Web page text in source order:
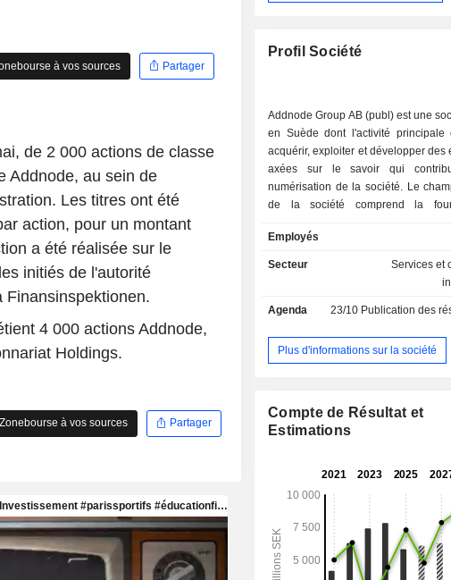
à vos sources
Partager
de 2 000 actions de classe
Addnode, au sein de
Les titres ont été
action, pour un montant
a été réalisée sur le
initiés de l'autorité
Finansinspektionen.
4 000 actions Addnode,
Holdings.
à vos sources Partager
Profil Société
Addnode Group AB (publ) est une
en Suède dont l'activité principale
acquérir, exploiter et développer des
axées sur le savoir qui
numérisation de la société. Le
de la société comprend la
la production, la gestion et
société durable. Ses activités sont
en trois divisions. Design
numériques pour la conception, la
données produit destinés aux
ingénieurs des secteurs de la
fournisseur mondial de solutions
visant à numériser l'ensemble du
la conception, la simulation et la
jusqu'à la vente, le service après-
recyclage. Process
fournisseur de solutions
au secteur public.
Employés
Secteur
Services et
Agenda 23/10 Publication des résultats
Plus d'informations sur la société
Compte de Résultat et
Estimations